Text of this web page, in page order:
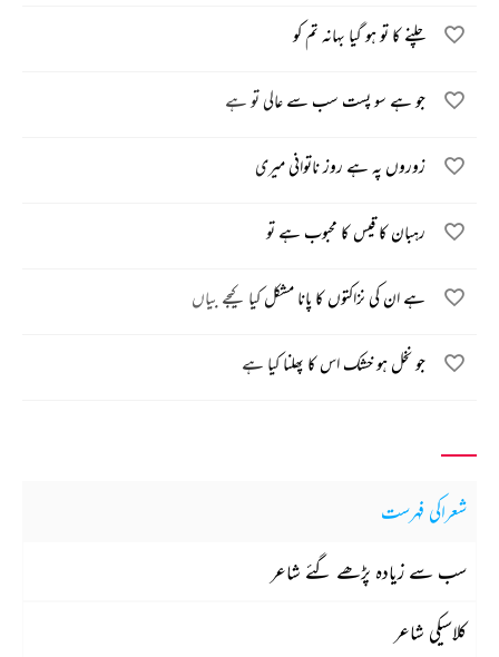
چلنے کا تو ہو گیا بہانہ تم کو
جو ہے سو پست سب سے عالی تو ہے
زوروں پہ ہے روز ناتوانی میری
رہبان کا قیس کا محبوب ہے تو
ہے ان کی نزاکتوں کا پانا مشکل کیا کیجے بیاں
جو نخل ہو خشک اس کا پھلنا کیا ہے
شعراکی فہرست
سب سے زیادہ پڑھے گئے شاعر
کلاسیکی شاعر